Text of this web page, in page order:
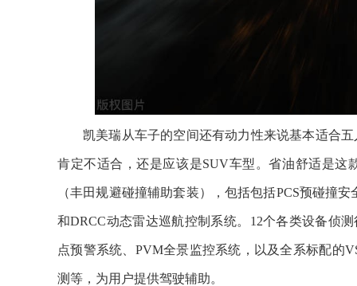
凯美瑞从车子的空间还有动力性来说基本适合
肯定不适合，还是应该是SUV车型。省油舒适是这
（丰田规避碰撞辅助套装），包括包括PCS预碰撞
和DRCC动态雷达巡航控制系统。12个各类设备侦
点预警系统、PVM全景监控系统，以及全系标配的
测等，为用户提供驾驶辅助。